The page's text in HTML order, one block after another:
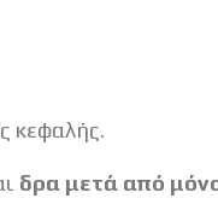
κεφαλής.
δρα μετά από